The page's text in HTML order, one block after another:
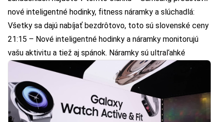
nové inteligentné hodinky, fitness náramky a slúchadlá:
Všetky sa dajú nabíjať bezdrôtovo, toto sú slovenské ceny
21:15 – Nové inteligentné hodinky a náramky monitorujú
vašu aktivitu a tiež aj spánok. Náramky sú ultraľahké